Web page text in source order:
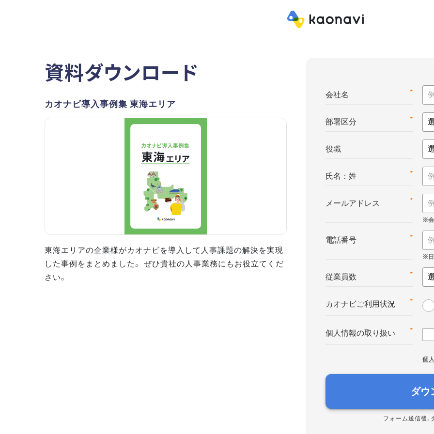
資料ダウンロード
カオナビ導入事例集 東海エリア
東海エリアの企業様がカオナビを導入して人事課題の解決を実現
した事例をまとめました。 ぜひ貴社の人事業務にもお役立てくだ
さい。
*
会社名
*
部署区分
役職
*
氏名：姓
*
メールアドレス
*
電話番号
*
従業員数
*
カオナビご利用状況
*
個人情報の取り扱い
個
ダウ
フォーム送信後